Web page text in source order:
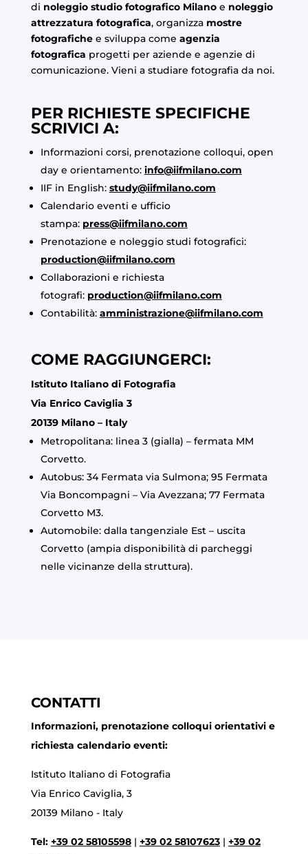
di noleggio studio fotografico Milano e noleggio
attrezzatura fotografica, organizza mostre
fotografichee sviluppa come agenzia
fotografica progetti per aziende e agenzie di
comunicazione. Vieni a studiare fotografia da noi.
PER RICHIESTE SPECIFICHE
SCRIVICI A:
Informazioni corsi, prenotazione colloqui, open
day e orientamento: info@iifmilano.com
IIF in English: study@iifmilano.com
Calendario eventi e ufficio
stampa: press@iifmilano.com
Prenotazione e noleggio studi fotografici:
production@iifmilano.com
Collaborazioni e richiesta
fotografi: production@iifmilano.com
Contabilità: amministrazione@iifmilano.com
COME RAGGIUNGERCI:
Istituto Italiano di Fotografia
Via Enrico Caviglia 3
20139 Milano – Italy
Metropolitana: linea 3 (gialla) – fermata MM
Corvetto.
Autobus: 34 Fermata via Sulmona; 95 Fermata
Via Boncompagni – Via Avezzana; 77 Fermata
Corvetto M3.
Automobile: dalla tangenziale Est – uscita
Corvetto (ampia disponibilità di parcheggi
nelle vicinanze della struttura).
CONTATTI
Informazioni, prenotazione colloqui orientativi e
richiesta calendario eventi:
Istituto Italiano di Fotografia
Via Enrico Caviglia, 3
20139 Milano - Italy
Tel: +39 02 58105598| +39 02 58107623| +39 02